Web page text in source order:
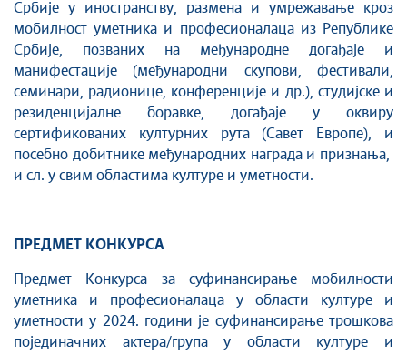
Србије у иностранству, размена и умрежавање кроз
мобилност уметника и професионалаца из Републике
Србије, позваних на међународне догађаје и
манифестације (међународни скупови, фестивали,
семинари, радионице, конференције и др.), студијске и
резиденцијалне боравке, догађаје у оквиру
сертификованих културних рута (Савет Европе), и
посебно добитнике међународних награда и признања,
и сл. у свим областима културе и уметности.
ПРЕДМЕТ КОНКУРСА
Предмет Конкурса за суфинансирање мобилности
уметника и професионалаца у области културе и
уметности у 2024. години је суфинансирање трошкова
појединачних актера/група у области културе и